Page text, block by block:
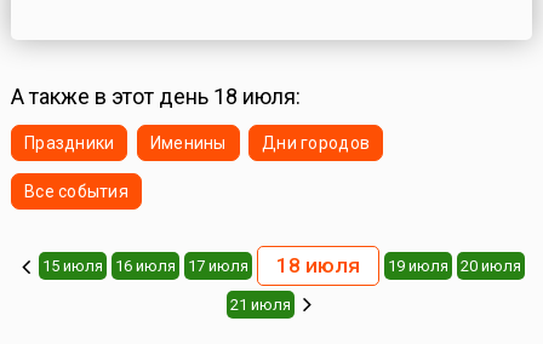
А также в этот день 18 июля:
Праздники Именины Дни городов
Все события
15 июля 16 июля 17 июля 18 июля 19 июля 20 июля
21 июля